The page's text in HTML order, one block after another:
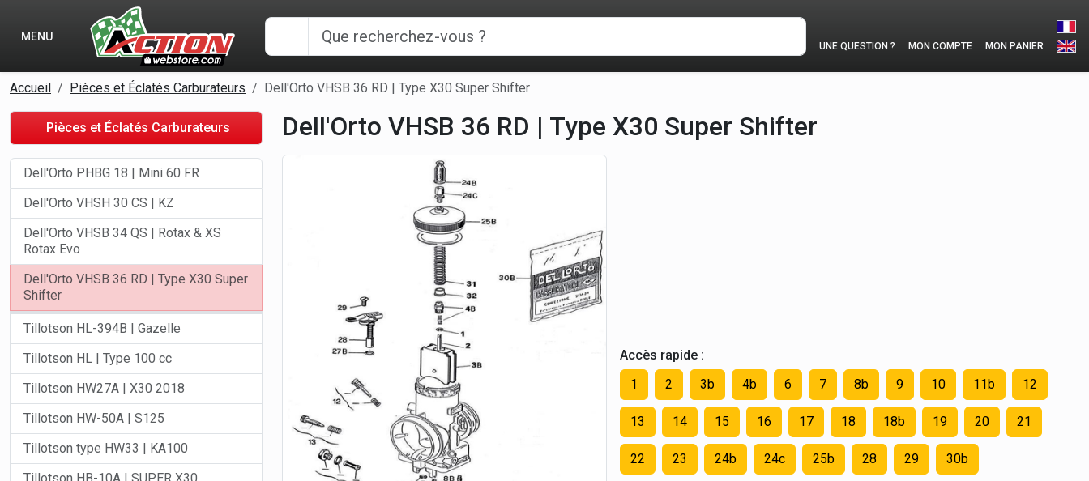
Panneau de gestion des cookies
MENU
UNE QUESTION ? MON COMPTE MON PANIER
Accueil Pièces et Éclatés Carburateurs Dell'Orto VHSB 36 RD | Type X30 Super Shifter
Dell'Orto VHSB 36 RD | Type X30 Super Shifter
Accès rapide :
1
2 3b 4b 6 7 8b 9 10 11b 12
13 14 15 16 17 18 18b 19 20 21
22 23 24b 24c 25b 28 29 30b
Pièces et Éclatés Carburateurs
Dell'Orto PHBG 18 | Mini 60 FR
Dell'Orto VHSH 30 CS | KZ
Dell'Orto VHSB 34 QS | Rotax & XS
Rotax Evo
Dell'Orto VHSB 36 RD | Type X30 Super
Shifter
Tillotson HL-394B | Gazelle
Tillotson HL | Type 100 cc
Tillotson HW27A | X30 2018
Tillotson HW-50A | S125
Tillotson type HW33 | KA100